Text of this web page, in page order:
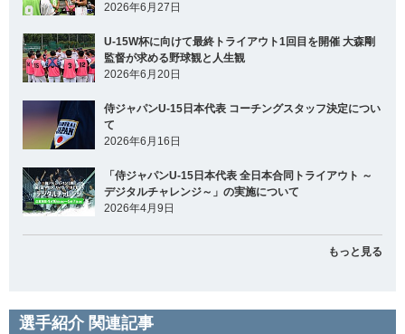
2026年6月27日
U-15W杯に向けて最終トライアウト1回目を開催 大森剛
監督が求める野球観と人生観
2026年6月20日
侍ジャパンU-15日本代表 コーチングスタッフ決定につい
て
2026年6月16日
「侍ジャパンU-15日本代表 全日本合同トライアウト ～
デジタルチャレンジ～」の実施について
2026年4月9日
もっと見る
選手紹介 関連記事